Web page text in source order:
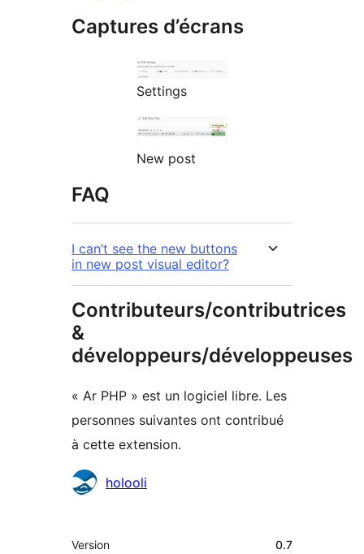
Captures d’écrans
Settings
New post
FAQ
I can’t see the new buttons
in new post visual editor?
Contributeurs/contributrices
&
développeurs/développeuses
« Ar PHP » est un logiciel libre. Les
personnes suivantes ont contribué
à cette extension.
Contributeurs
holooli
Méta
Version 0.7